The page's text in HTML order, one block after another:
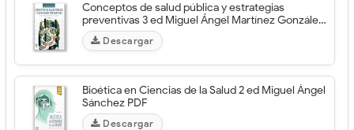
Conceptos de salud pública y estrategias
preventivas 3 ed Miguel Ángel Martínez González
PDF
Descargar
Bioética en Ciencias de la Salud 2 ed Miguel Ángel
Sánchez PDF
Descargar